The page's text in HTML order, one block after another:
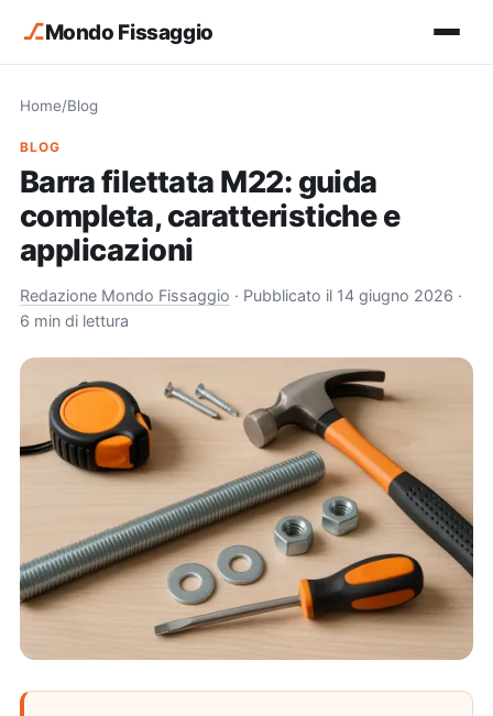
⎇Mondo Fissaggio
Home/Blog
BLOG
Barra filettata M22: guida
completa, caratteristiche e
applicazioni
Redazione Mondo Fissaggio · Pubblicato il 14 giugno 2026 ·
6 min di lettura